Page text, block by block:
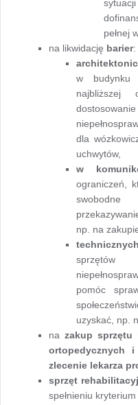
pełnej
na likwidację barier:
w
dla
uchwytów,
w
ograniczeń,
np. na
technicznych
sprzętów
pomóc
uzyskać, np.
na zakup sprzętu
ortopedycznych
zlecenie lekarza
sprzęt
spełnieniu